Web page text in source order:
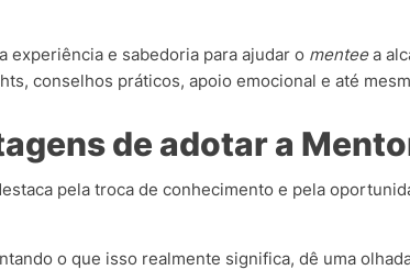
experiência e sabedoria para ajudar o menteea
conselhos práticos, apoio emocional e até
de adotar a
pela troca de conhecimento e pela
o que isso realmente significa, dê uma